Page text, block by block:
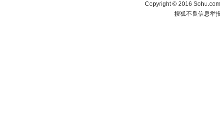
Copyright©2016
搜狐不良信息举